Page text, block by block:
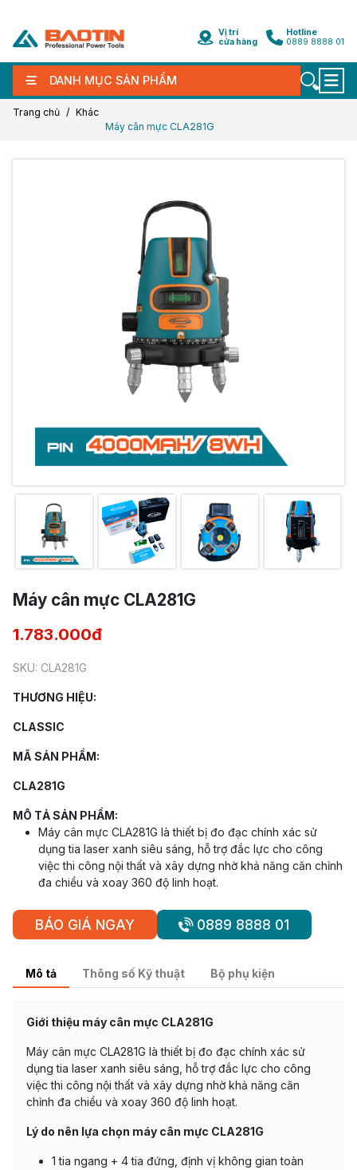
Vị trí
cửa hàng
Hotline
0889 8888 01
DANH MỤC SẢN PHẨM
Trang chủ
Khác
Máy cân mực CLA281G
Máy cân mực CLA281G
1.783.000đ
SKU: CLA281G
THƯƠNG HIỆU:
CLASSIC
MÃ SẢN PHẨM:
CLA281G
MÔ TẢ SẢN PHẨM:
Máy cân mực CLA281G là thiết bị đo đạc chính xác sử
dụng tia laser xanh siêu sáng, hỗ trợ đắc lực cho công
việc thi công nội thất và xây dựng nhờ khả năng căn chỉnh
đa chiều và xoay 360 độ linh hoạt.
BÁO GIÁ NGAY 0889 8888 01
Mô tả Thông số Kỹ thuật Bộ phụ kiện
Giới thiệu máy cân mực CLA281G
Máy cân mực CLA281G là thiết bị đo đạc chính xác sử
dụng tia laser xanh siêu sáng, hỗ trợ đắc lực cho công
việc thi công nội thất và xây dựng nhờ khả năng căn
chỉnh đa chiều và xoay 360 độ linh hoạt.
Lý do nên lựa chọn máy cân mực CLA281G
1 tia ngang + 4 tia đứng, định vị không gian toàn